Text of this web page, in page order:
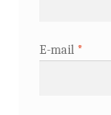
E-mail *